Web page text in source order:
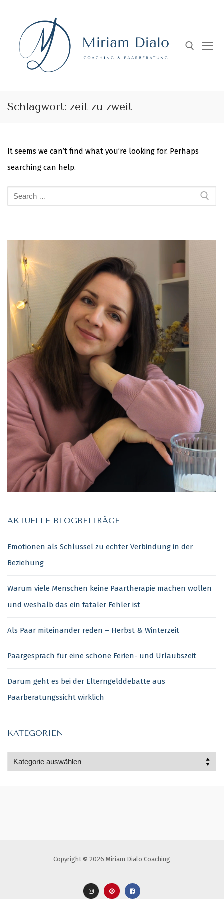
content
Schlagwort: zeit zu zweit
It seems we can’t find what you’re looking for. Perhaps
searching can help.
Search
AKTUELLE BLOGBEITRÄGE
Emotionen als Schlüssel zu echter Verbindung in der
Beziehung
Warum viele Menschen keine Paartherapie machen wollen
und weshalb das ein fataler Fehler ist
Als Paar miteinander reden – Herbst & Winterzeit
Paargespräch für eine schöne Ferien- und Urlaubszeit
Darum geht es bei der Elterngelddebatte aus
Paarberatungssicht wirklich
KATEGORIEN
Kategorien
Copyright © 2026 Miriam Dialo Coaching